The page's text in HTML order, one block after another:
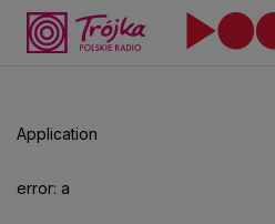
Application
error: a
aby
odtwarzać.